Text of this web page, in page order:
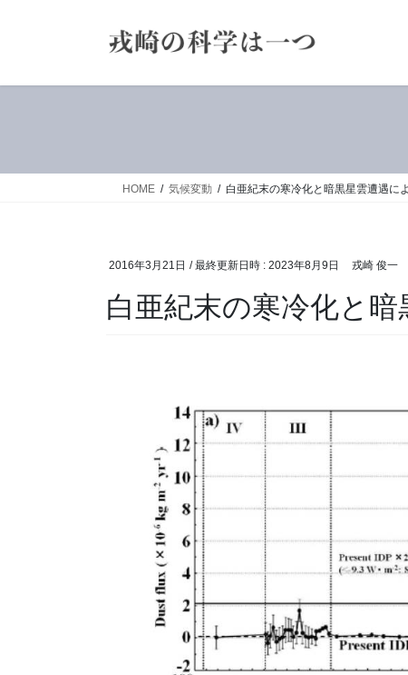
HOME 気候変動 白亜紀末の寒冷化と暗黒星雲遭遇に
2016年3月21日 / 最終更新日時 : 2023年8月9日 戎崎 俊一
白亜紀末の寒冷化と